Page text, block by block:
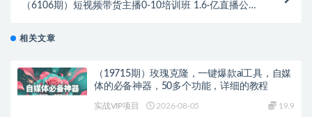
（6106期）短视频带货主播0-10培训班 1.6·亿直播公司
相关文章
（19715期）玫瑰克隆，一键爆款ai工具，自媒
体的必备神器，50多个功能，详细的教程
实战VIP项目 2026-08-05 19.9